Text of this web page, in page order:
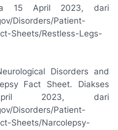
15 April 2023, dari
Disorders/Patient-
Sheets/Restless-Legs-
Disorders and
Fact Sheet. Diakses
2023, dari
Disorders/Patient-
Sheets/Narcolepsy-